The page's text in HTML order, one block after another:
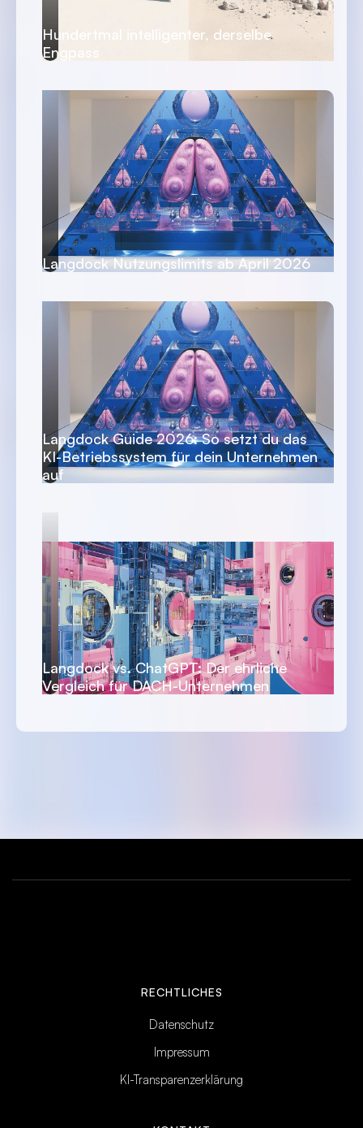
Hundertmal intelligenter, derselbe
Engpass
Langdock Nutzungslimits ab April 2026
Langdock Guide 2026: So setzt du das
KI-Betriebssystem für dein Unternehmen
auf
Langdock vs. ChatGPT: Der ehrliche
Vergleich für DACH-Unternehmen
RECHTLICHES
Datenschutz
Impressum
KI-Transparenzerklärung